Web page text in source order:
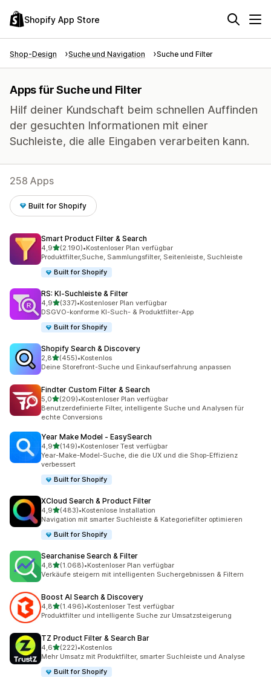
Shopify App Store
Shop-Design Suche und Navigation Suche und Filter
Apps für Suche und Filter
Hilf deiner Kundschaft beim schnellen Auffinden
der gesuchten Informationen mit einer
Suchleiste, die alle Eingaben verarbeiten kann.
258 Apps
Built for Shopify
Smart Product Filter & Search
4,9von 5 Sternen
(2.190)
2190 Rezensionen insgesamt
•Kostenloser Plan verfügbar
Produktfilter,Suche, Sammlungsfilter, Seitenleiste, Suchleiste
Built for Shopify
RS: KI‑Suchleiste & Filter
4,9von 5 Sternen
(337)
337 Rezensionen insgesamt
•Kostenloser Plan verfügbar
DSGVO-konforme KI-Such- & Produktfilter-App
Built for Shopify
Shopify Search & Discovery
2,8von 5 Sternen
(455)
455 Rezensionen insgesamt
•Kostenlos
Deine Storefront-Suche und Einkaufserfahrung anpassen
Findter Custom Filter & Search
5,0von 5 Sternen
(209)
209 Rezensionen insgesamt
•Kostenloser Plan verfügbar
Benutzerdefinierte Filter, intelligente Suche und Analysen für
echte Conversions
Year Make Model ‑ EasySearch
4,9von 5 Sternen
(149)
149 Rezensionen insgesamt
•Kostenloser Test verfügbar
Year-Make-Model-Suche, die die UX und die Shop-Effizienz
verbessert
Built for Shopify
XCloud Search & Product Filter
4,9von 5 Sternen
(483)
483 Rezensionen insgesamt
•Kostenlose Installation
Navigation mit smarter Suchleiste & Kategoriefilter optimieren
Built for Shopify
Searchanise Search & Filter
4,8von 5 Sternen
(1.068)
1068 Rezensionen insgesamt
•Kostenloser Plan verfügbar
Verkäufe steigern mit intelligenten Suchergebnissen & Filtern
Boost AI Search & Discovery
4,8von 5 Sternen
(1.496)
1496 Rezensionen insgesamt
•Kostenloser Test verfügbar
Produktfilter und intelligente Suche zur Umsatzsteigerung
TZ Product Filter & Search Bar
4,6von 5 Sternen
(222)
222 Rezensionen insgesamt
•Kostenlos
Mehr Umsatz mit Produktfilter, smarter Suchleiste und Analyse
Built for Shopify